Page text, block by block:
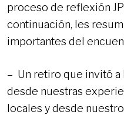
proceso de reflexión
continuación, les
importantes del
– Un retiro que invitó a
desde nuestras
locales y desde